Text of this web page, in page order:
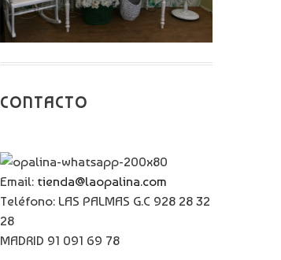
CONTACTO
Email: tienda@laopalina.com
Teléfono: LAS PALMAS G.C 928 28 32
28
MADRID 91 091 69 78